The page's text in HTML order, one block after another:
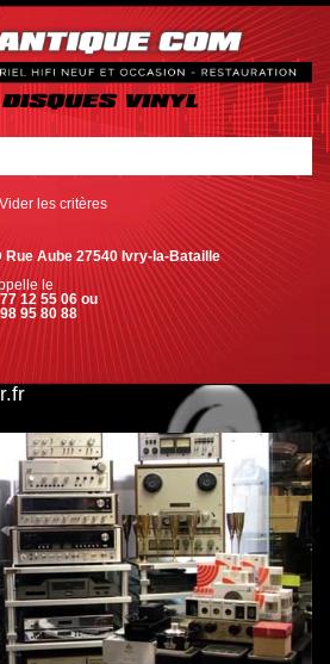
Vider les critères
Rue Aube 27540 Ivry-la-Bataille
le
12 55 06 ou
95 80 88